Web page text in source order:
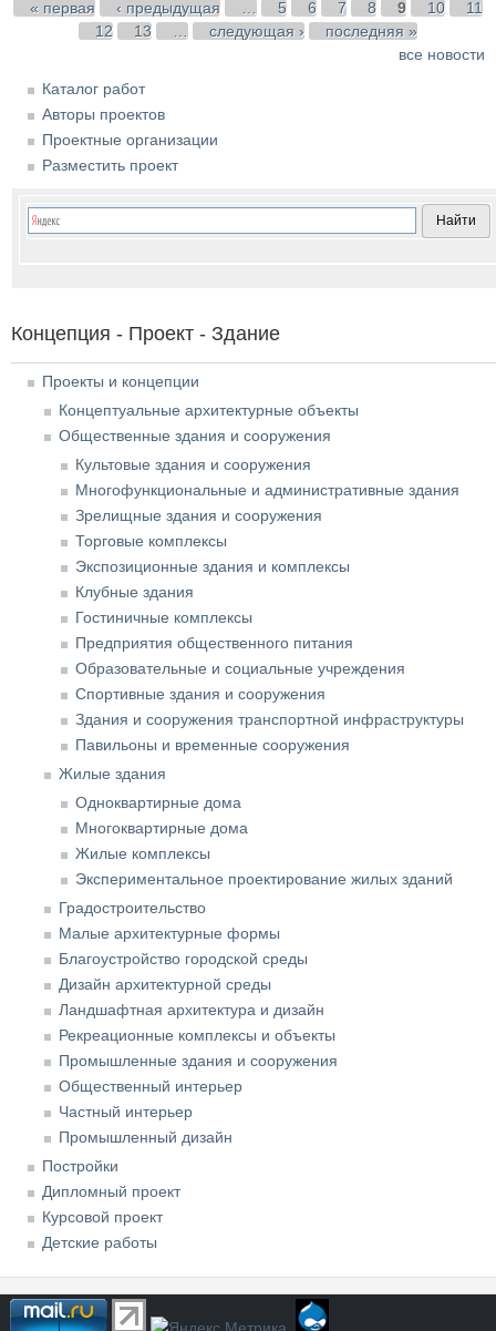
Страницы
« первая ‹ предыдущая 5 6 7 8 9 10
11
12
13 следующая ›
последняя »
все новости
Каталог работ
Авторы проектов
Проектные организации
Разместить проект
Концепция - Проект - Здание
Проекты и концепции
Концептуальные архитектурные объекты
Общественные здания и сооружения
Культовые здания и сооружения
Многофункциональные и административные здания
Зрелищные здания и сооружения
Торговые комплексы
Экспозиционные здания и комплексы
Клубные здания
Гостиничные комплексы
Предприятия общественного питания
Образовательные и социальные учреждения
Спортивные здания и сооружения
Здания и сооружения транспортной инфраструктуры
Павильоны и временные сооружения
Жилые здания
Одноквартирные дома
Многоквартирные дома
Жилые комплексы
Экспериментальное проектирование жилых зданий
Градостроительство
Малые архитектурные формы
Благоустройство городской среды
Дизайн архитектурной среды
Ландшафтная архитектура и дизайн
Рекреационные комплексы и объекты
Промышленные здания и сооружения
Общественный интерьер
Частный интерьер
Промышленный дизайн
Постройки
Дипломный проект
Курсовой проект
Детские работы